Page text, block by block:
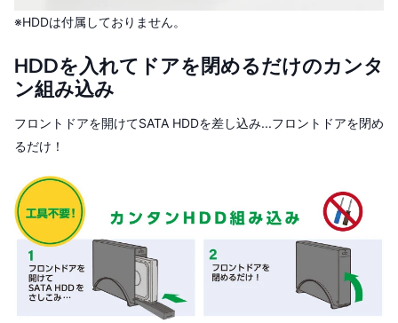
※HDDは付属しておりません。
HDDを入れてドアを閉めるだけのカンタ
ン組み込み
フロントドアを開けてSATA HDDを差し込み...フロントドアを閉め
るだけ！